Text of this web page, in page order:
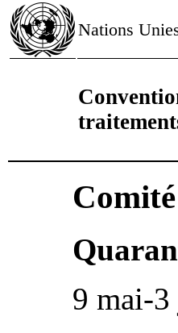
Nations
9 mai-